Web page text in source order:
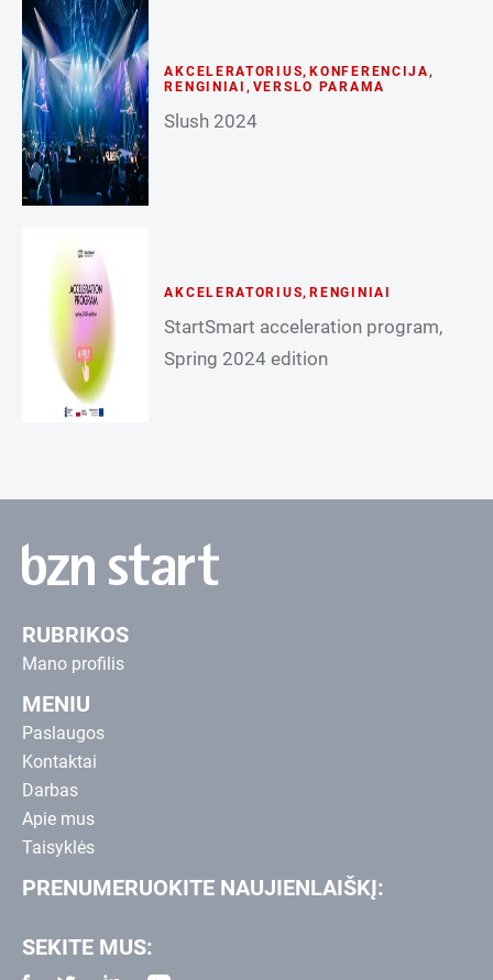
AKCELERATORIUS, KONFERENCIJA,
RENGINIAI , VERSLO PARAMA
Slush 2024
AKCELERATORIUS, RENGINIAI
StartSmart acceleration program,
Spring 2024 edition
RUBRIKOS
Mano profilis
MENIU
Paslaugos
Kontaktai
Darbas
Apie mus
Taisyklės
PRENUMERUOKITE NAUJIENLAIŠKĮ:
SEKITE MUS: